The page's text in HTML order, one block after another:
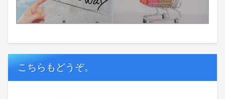
こちらもどうぞ。